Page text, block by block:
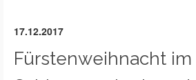
17.12.2017
Fürstenweihnacht